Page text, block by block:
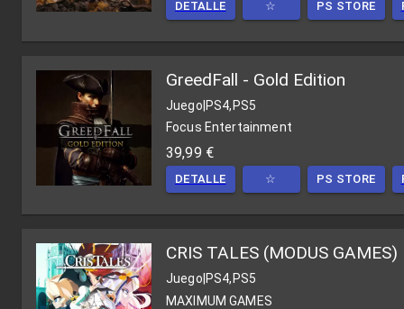
DETALLE ☆ PS STORE
GreedFall - Gold Edition
Juego|PS4,PS5
Focus Entertainment
39,99 €
DETALLE ☆ PS STORE
CRIS TALES (MODUS GAMES)
Juego PS4,PS5
MAXIMUM GAMES